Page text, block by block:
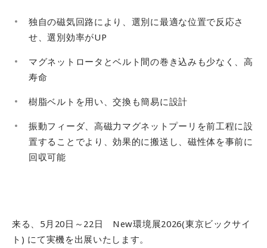
独自の磁気回路により、選別に最適な位置で反応さ
せ、選別効率がUP
マグネットロータとベルト間の巻き込みも少なく、高
寿命
樹脂ベルトを用い、交換も簡易に設計
振動フィーダ、高磁力マグネットプーリを前工程に設
置することでより、効果的に搬送し、磁性体を事前に
回収可能
来る、5月20日～22日 New環境展2026(東京ビックサイ
ト) にて実機を出展いたします。